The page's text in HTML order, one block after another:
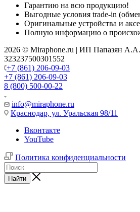
Гарантию на всю продукцию!
Выгодные условия trade-in
Оригинальные устройства и
Полную информацию о
2026 © Miraphone.ru | ИП Папазян
323237500301552
+7 (861) 206-09-03
+7 (861) 206-09-03
8 (800) 500-00-22
info@miraphone.ru
Краснодар, ул. Уральская 98/11
Вконтакте
YouTube
Политика конфиденциальности
Найти